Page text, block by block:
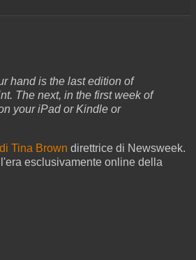
hand is the last edition of
The next, in the first week of
your iPad or Kindle or
Tina Brown direttrice di Newsweek.
esclusivamente online della